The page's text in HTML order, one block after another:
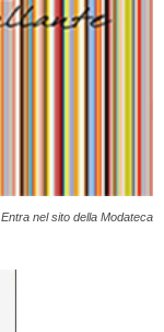
Entra nel sito della Modateca